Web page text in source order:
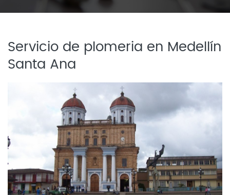
Servicio de plomeria en Medellín
Santa Ana